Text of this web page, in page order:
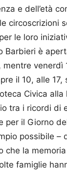
e dell’età
circoscrizioni
le loro
Barbieri è
venerdì
il 10, alle
Civica
tra i ricordi di
per il Giorno
possibile –
che la
famiglie